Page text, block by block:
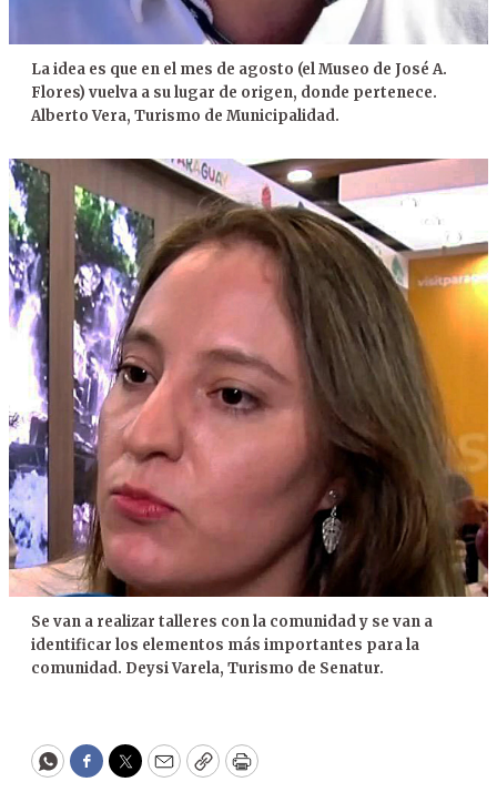
La idea es que en el mes de agosto (el Museo de José A.
Flores) vuelva a su lugar de origen, donde pertenece.
Alberto Vera, Turismo de Municipalidad.
Se van a realizar talleres con la comunidad y se van a
identificar los elementos más importantes para la
comunidad. Deysi Varela, Turismo de Senatur.
WhatsApp
Facebook
Twitter
EmailCopyPrint